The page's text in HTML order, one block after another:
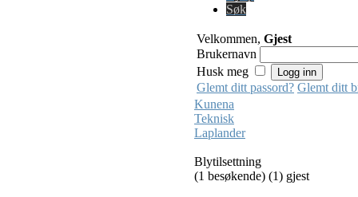
Søk
Velkommen, Gjest
Brukernavn
Husk meg
Glemt ditt passord? Glemt ditt
Kunena
Teknisk
Laplander
Blytilsettning
(1 besøkende) (1) gjest